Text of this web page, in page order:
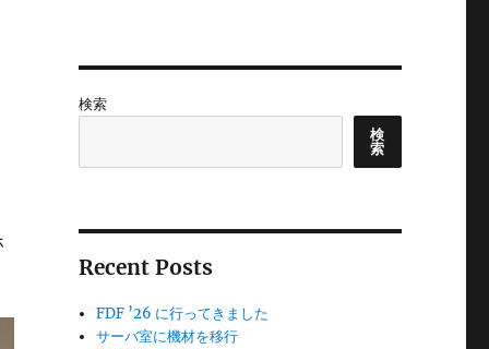
検索
検
索
Recent Posts
FDF ’26 に行ってきました
サーバ室に機材を移行